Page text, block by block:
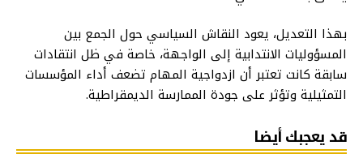
بهذا التعديل، يعود النقاش السياسي حول الجمع بين
المسؤوليات الانتدابية إلى الواجهة، خاصة في ظل انتقادات
سابقة كانت تعتبر أن ازدواجية المهام تضعف أداء المؤسسات
التمثيلية وتؤثر على جودة الممارسة الديمقراطية.
قد يعجبك أيضا